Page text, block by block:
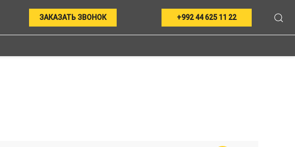
ЗАКАЗАТЬ ЗВОНОК +992 44 625 11 22